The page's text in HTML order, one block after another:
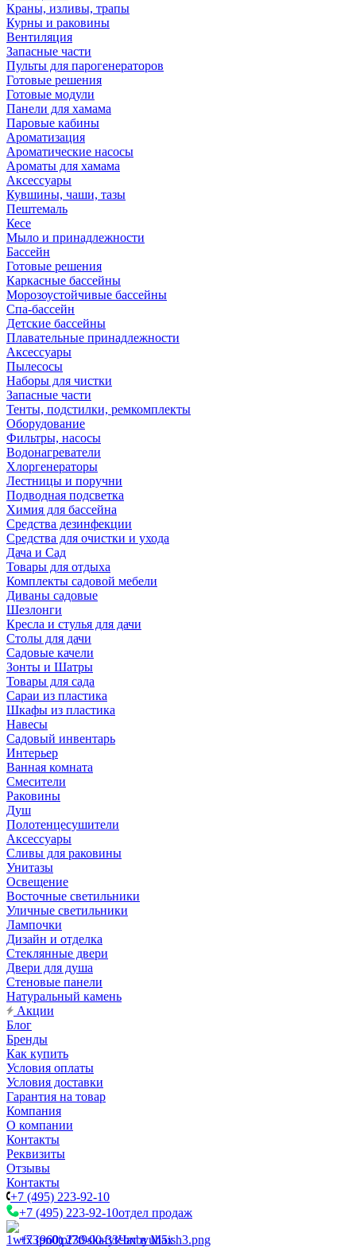
Краны, изливы, трапы
Курны и раковины
Вентиляция
Запасные части
Пульты для парогенераторов
Готовые решения
Готовые модули
Панели для хамама
Паровые кабины
Ароматизация
Ароматические насосы
Ароматы для хамама
Аксессуары
Кувшины, чаши, тазы
Пештемаль
Кесе
Мыло и принадлежности
Бассейн
Готовые решения
Каркасные бассейны
Морозоустойчивые бассейны
Спа-бассейн
Детские бассейны
Плавательные принадлежности
Аксессуары
Пылесосы
Наборы для чистки
Запасные части
Тенты, подстилки, ремкомплекты
Оборудование
Фильтры, насосы
Водонагреватели
Хлоргенераторы
Лестницы и поручни
Подводная подсветка
Химия для бассейна
Средства дезинфекции
Средства для очистки и ухода
Дача и Сад
Товары для отдыха
Комплекты садовой мебели
Диваны садовые
Шезлонги
Кресла и стулья для дачи
Столы для дачи
Садовые качели
Зонты и Шатры
Товары для сада
Сараи из пластика
Шкафы из пластика
Навесы
Садовый инвентарь
Интерьер
Ванная комната
Смесители
Раковины
Душ
Полотенцесушители
Аксессуары
Сливы для раковины
Унитазы
Освещение
Восточные светильники
Уличные светильники
Лампочки
Дизайн и отделка
Стеклянные двери
Двери для душа
Стеновые панели
Натуральный камень
Акции
Блог
Бренды
Как купить
Условия оплаты
Условия доставки
Гарантия на товар
Компания
О компании
Контакты
Реквизиты
Отзывы
Контакты
+7 (495) 223-92-10
+7 (495) 223-92-10отдел продаж
+7 (960) 230-00-33Чат в Max